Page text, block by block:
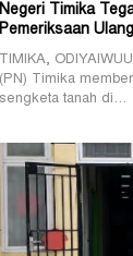
Negeri Timika
Pemeriksaan Ulang
TIMIKA,
(PN) Timika
sengketa tanah di…